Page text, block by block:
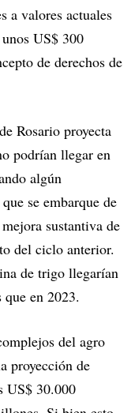
a valores actuales
US$ 300
de derechos de
Rosario proyecta
podrían llegar en
algún
se embarque de
sustantiva de
del ciclo anterior.
de trigo llegarían
en 2023.
del agro
proyección de
US$ 30.000